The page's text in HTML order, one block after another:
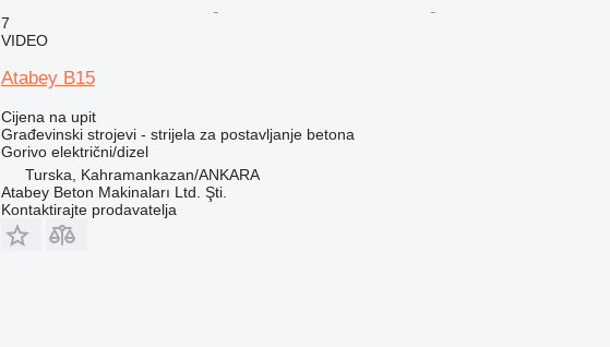
7
VIDEO
Atabey B15
Cijena na upit
Građevinski strojevi - strijela za postavljanje betona
Gorivo električni/dizel
Turska, Kahramankazan/ANKARA
Atabey Beton Makinaları Ltd. Şti.
Kontaktirajte prodavatelja